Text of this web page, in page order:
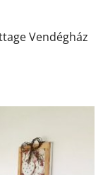
Vendégház